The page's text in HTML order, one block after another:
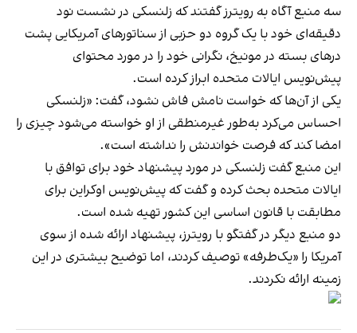
سه منبع آگاه به رویترز گفتند که زلنسکی در نشست نود
دقیقه‌ای خود با یک گروه دو حزبی از سناتورهای آمریکایی پشت
درهای بسته در مونیخ، نگرانی خود را در مورد محتوای
پیش‌نویس ایالات متحده ابراز کرده است.
یکی از آن‌ها که خواست نامش فاش نشود، گفت: «زلنسکی
احساس می‌کرد به‌طور غیرمنطقی از او خواسته می‌شود چیزی را
امضا کند که فرصت خواندنش را نداشته است».
این منبع گفت زلنسکی در مورد پیشنهاد خود برای توافق با
ایالات متحده بحث کرده و گفت که پیش‌نویس اوکراین برای
مطابقت با قانون اساسی این کشور تهیه شده است.
دو منبع دیگر در گفتگو با رویترز، پیشنهاد ارائه شده از سوی
آمریکا را «یک‌طرفه» توصیف کردند، اما توضیح بیشتری در این
زمینه ارائه نکردند.